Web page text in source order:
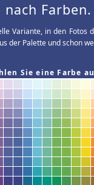
nach Farben.
Variante, in den Fotos
der Palette und schon
Sie eine Farbe